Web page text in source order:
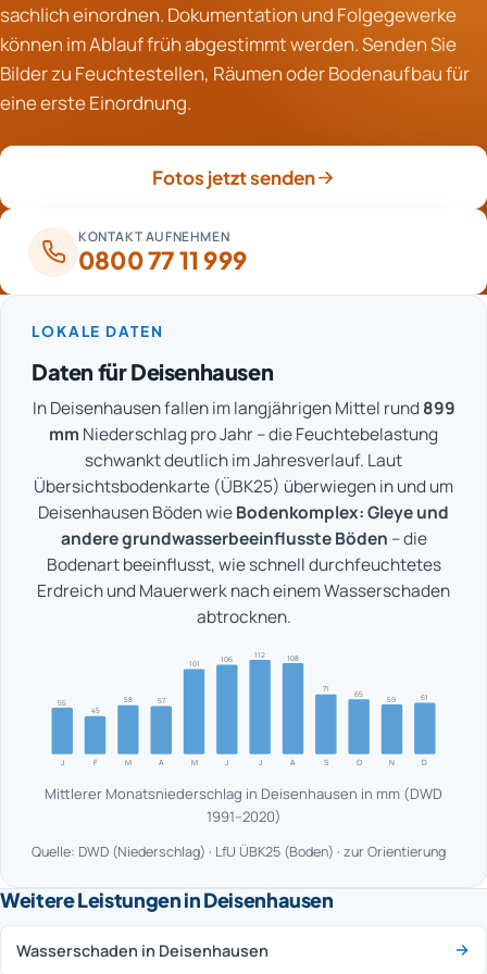
wirken sich aus. Deshalb wird die Belegreife immer
gemessen und nicht nach Kalenderdauer angenommen.
sachlich einordnen. Dokumentation und Folgegewerke
können im Ablauf früh abgestimmt werden. Senden Sie
Bilder zu Feuchtestellen, Räumen oder Bodenaufbau für
eine erste Einordnung.
Fotos jetzt senden
KONTAKT AUFNEHMEN
0800 77 11 999
LOKALE DATEN
Daten für Deisenhausen
In Deisenhausen fallen im langjährigen Mittel rund 899
mm Niederschlag pro Jahr – die Feuchtebelastung
schwankt deutlich im Jahresverlauf. Laut
Übersichtsbodenkarte (ÜBK25) überwiegen in und um
Deisenhausen Böden wieBodenkomplex: Gleye und
andere grundwasserbeeinflusste Böden – die
Bodenart beeinflusst, wie schnell durchfeuchtetes
Erdreich und Mauerwerk nach einem Wasserschaden
abtrocknen.
J
55
F
45
M
58
A
57
M
101
J
106
J
112
A
108
S
71
O
65
N
59
D
61
Mittlerer Monatsniederschlag in Deisenhausen in mm (DWD
1991–2020)
Quelle: DWD (Niederschlag) · LfU ÜBK25 (Boden) · zur Orientierung
Weitere Leistungen in Deisenhausen
Wasserschaden in Deisenhausen